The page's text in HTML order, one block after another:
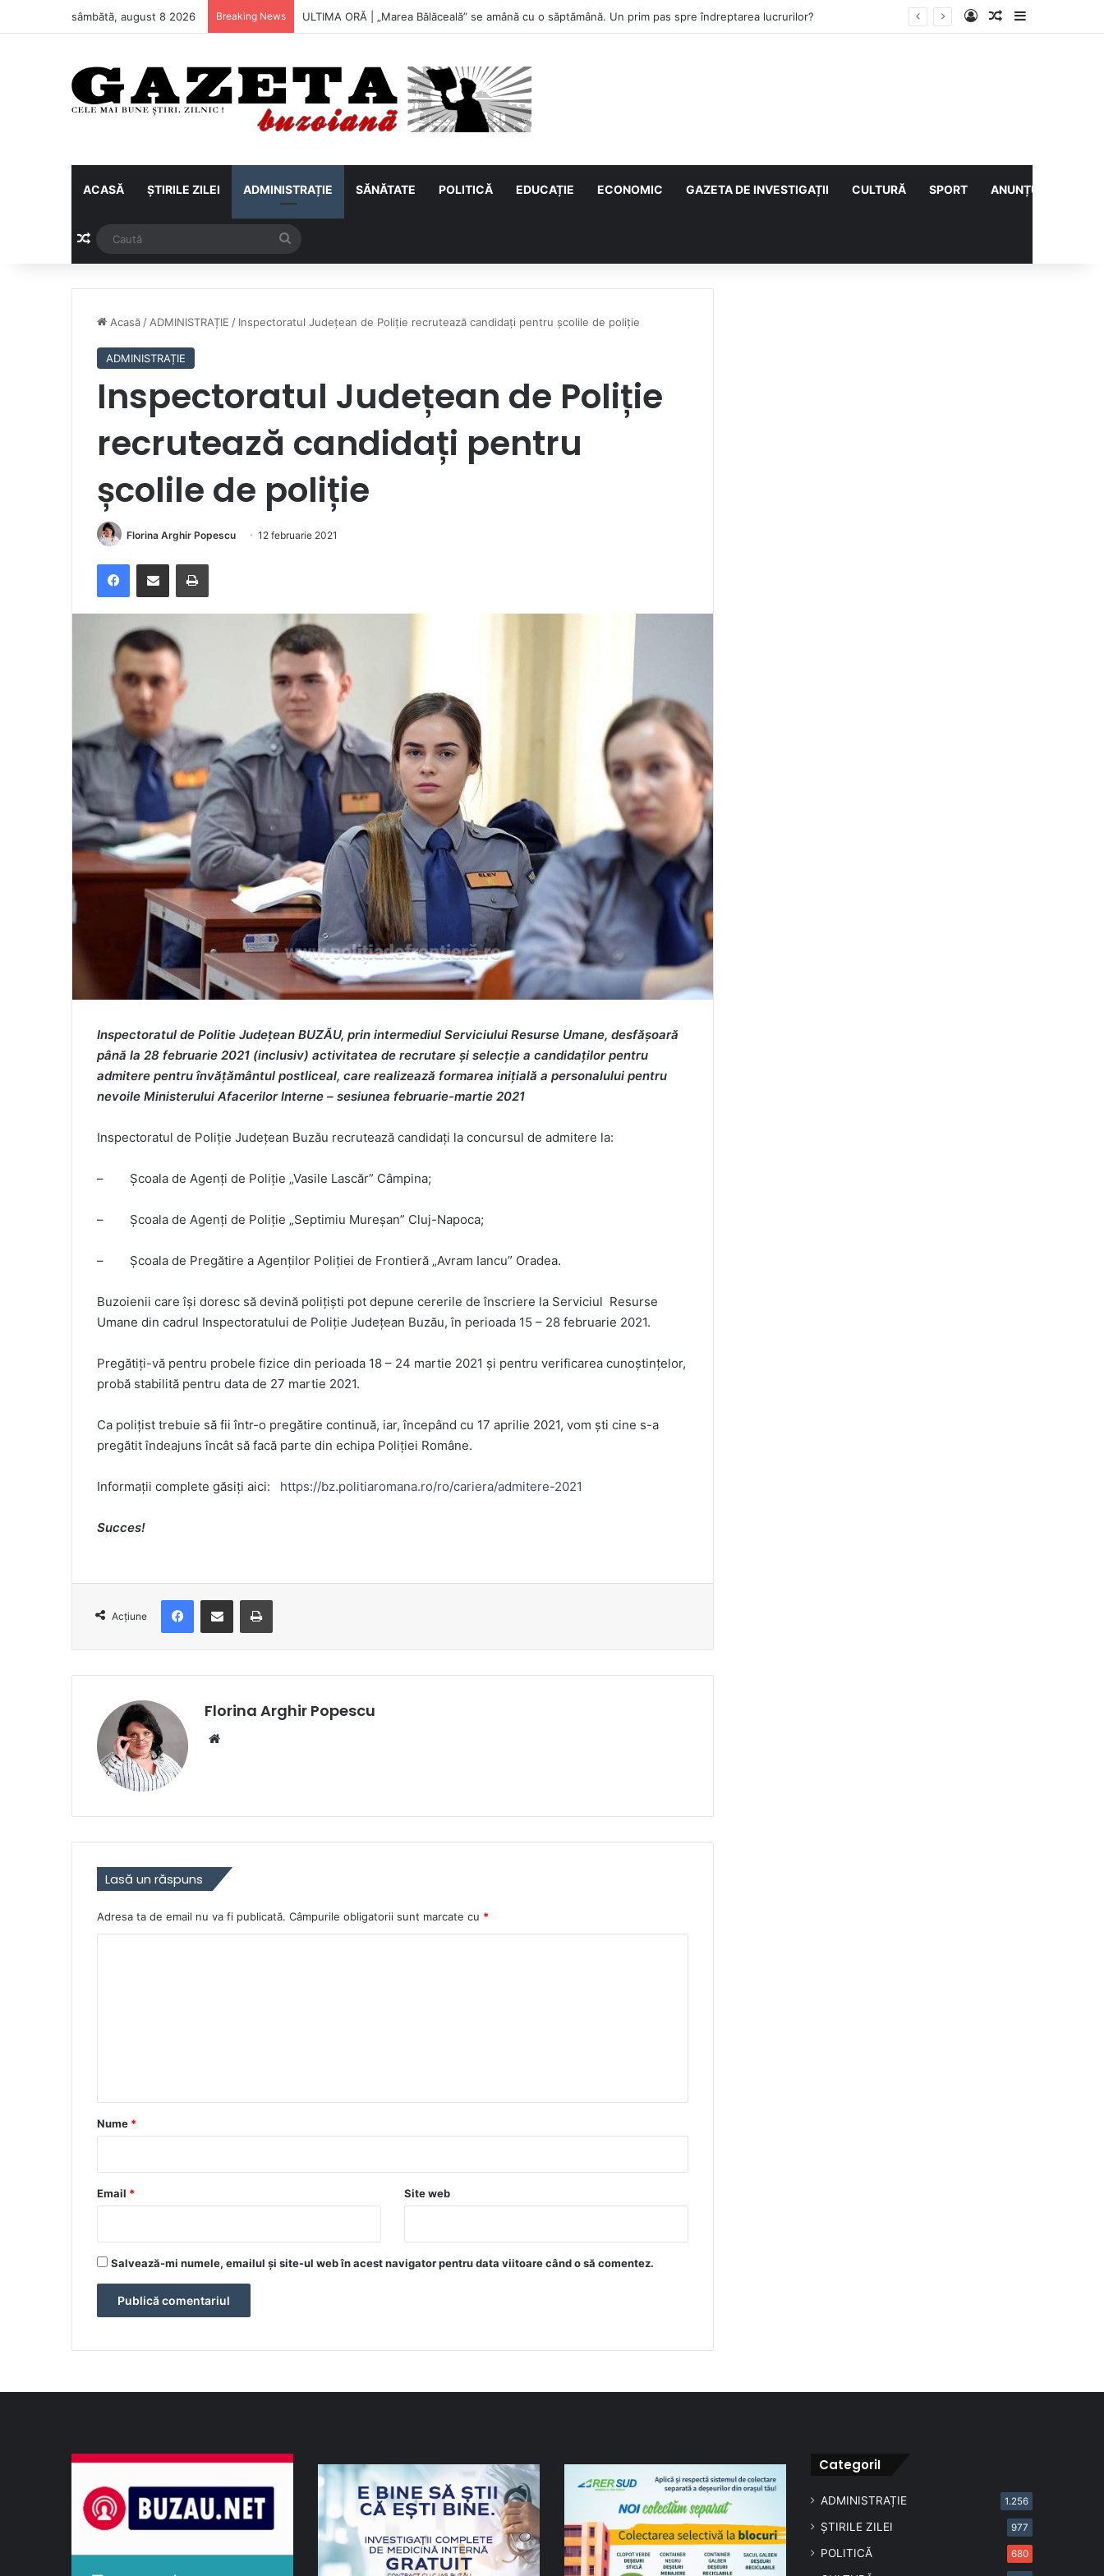
sâmbătă, august 8 2026 Breaking News Metalul Buzău, primul meci acasă în noul sezon de Liga 2. Obiectiv clar înaintea duelului cu CS Afumați Log InArticol aleatoriu
Sidebar
ACASĂ ȘTIRILE ZILEI ADMINISTRAȚIE SĂNĂTATE POLITICĂ EDUCAȚIE ECONOMIC GAZETA DE INVESTIGAȚII CULTURĂ SPORT ANUNȚURI
Articol aleatoriu
Acasă / ADMINISTRAȚIE / Inspectoratul Județean de Poliție recrutează candidați pentru școlile de poliție
ADMINISTRAȚIE
Inspectoratul Județean de Poliție
recrutează candidați pentru
școlile de poliție
Florina Arghir Popescu 12 februarie 2021
FacebookDistribuie prin e-mail Imprimare
Inspectoratul de Politie Judeţean BUZĂU, prin intermediul Serviciului Resurse Umane, desfăşoară
până la 28 februarie 2021 (inclusiv) activitatea de recrutare şi selecţie a candidaţilor pentru
admitere pentru învățământul postliceal, care realizează formarea iniţială a personalului pentru
nevoile Ministerului Afacerilor Interne – sesiunea februarie-martie 2021
Inspectoratul de Poliție Județean Buzău recrutează candidaţi la concursul de admitere la:
– Școala de Agenți de Poliție „Vasile Lascăr” Câmpina;
– Școala de Agenți de Poliție „Septimiu Mureșan” Cluj-Napoca;
– Școala de Pregătire a Agenților Poliției de Frontieră „Avram Iancu” Oradea.
Buzoienii care își doresc să devină polițiști pot depune cererile de înscriere la Serviciul Resurse
Umane din cadrul Inspectoratului de Poliție Județean Buzău, în perioada 15 – 28 februarie 2021.
Pregătiți-vă pentru probele fizice din perioada 18 – 24 martie 2021 și pentru verificarea cunoștințelor,
probă stabilită pentru data de 27 martie 2021.
Ca polițist trebuie să fii într-o pregătire continuă, iar, începând cu 17 aprilie 2021, vom ști cine s-a
pregătit îndeajuns încât să facă parte din echipa Poliției Române.
Informații complete găsiți aici: https://bz.politiaromana.ro/ro/cariera/admitere-2021
Succes!
Acțiune
FacebookDistribuie prin e-mail Imprimare
Florina Arghir Popescu
Lasă un răspuns
Adresa ta de email nu va fi publicată. Câmpurile obligatorii sunt marcate cu *
r
*
Nume *
Email * Site web
Salvează-mi numele, emailul și site-ul web în acest navigator pentru data viitoare când o să comentez.
CategoriI
ADMINISTRAȚIE 1.256
ȘTIRILE ZILEI 977
POLITICĂ 680